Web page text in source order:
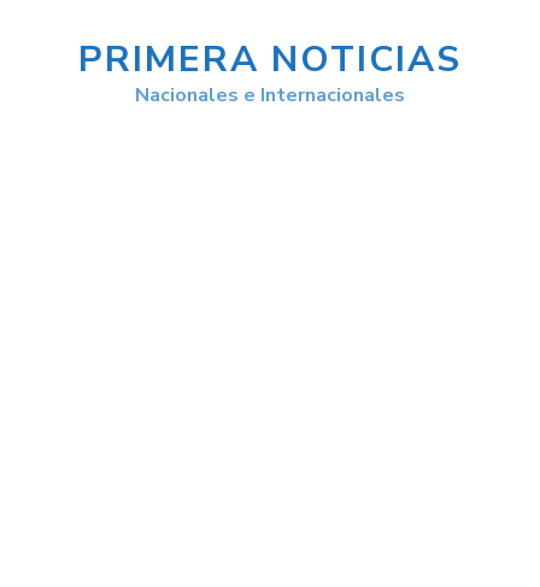
PRIMERA NOTICIAS
Nacionales e Internacionales